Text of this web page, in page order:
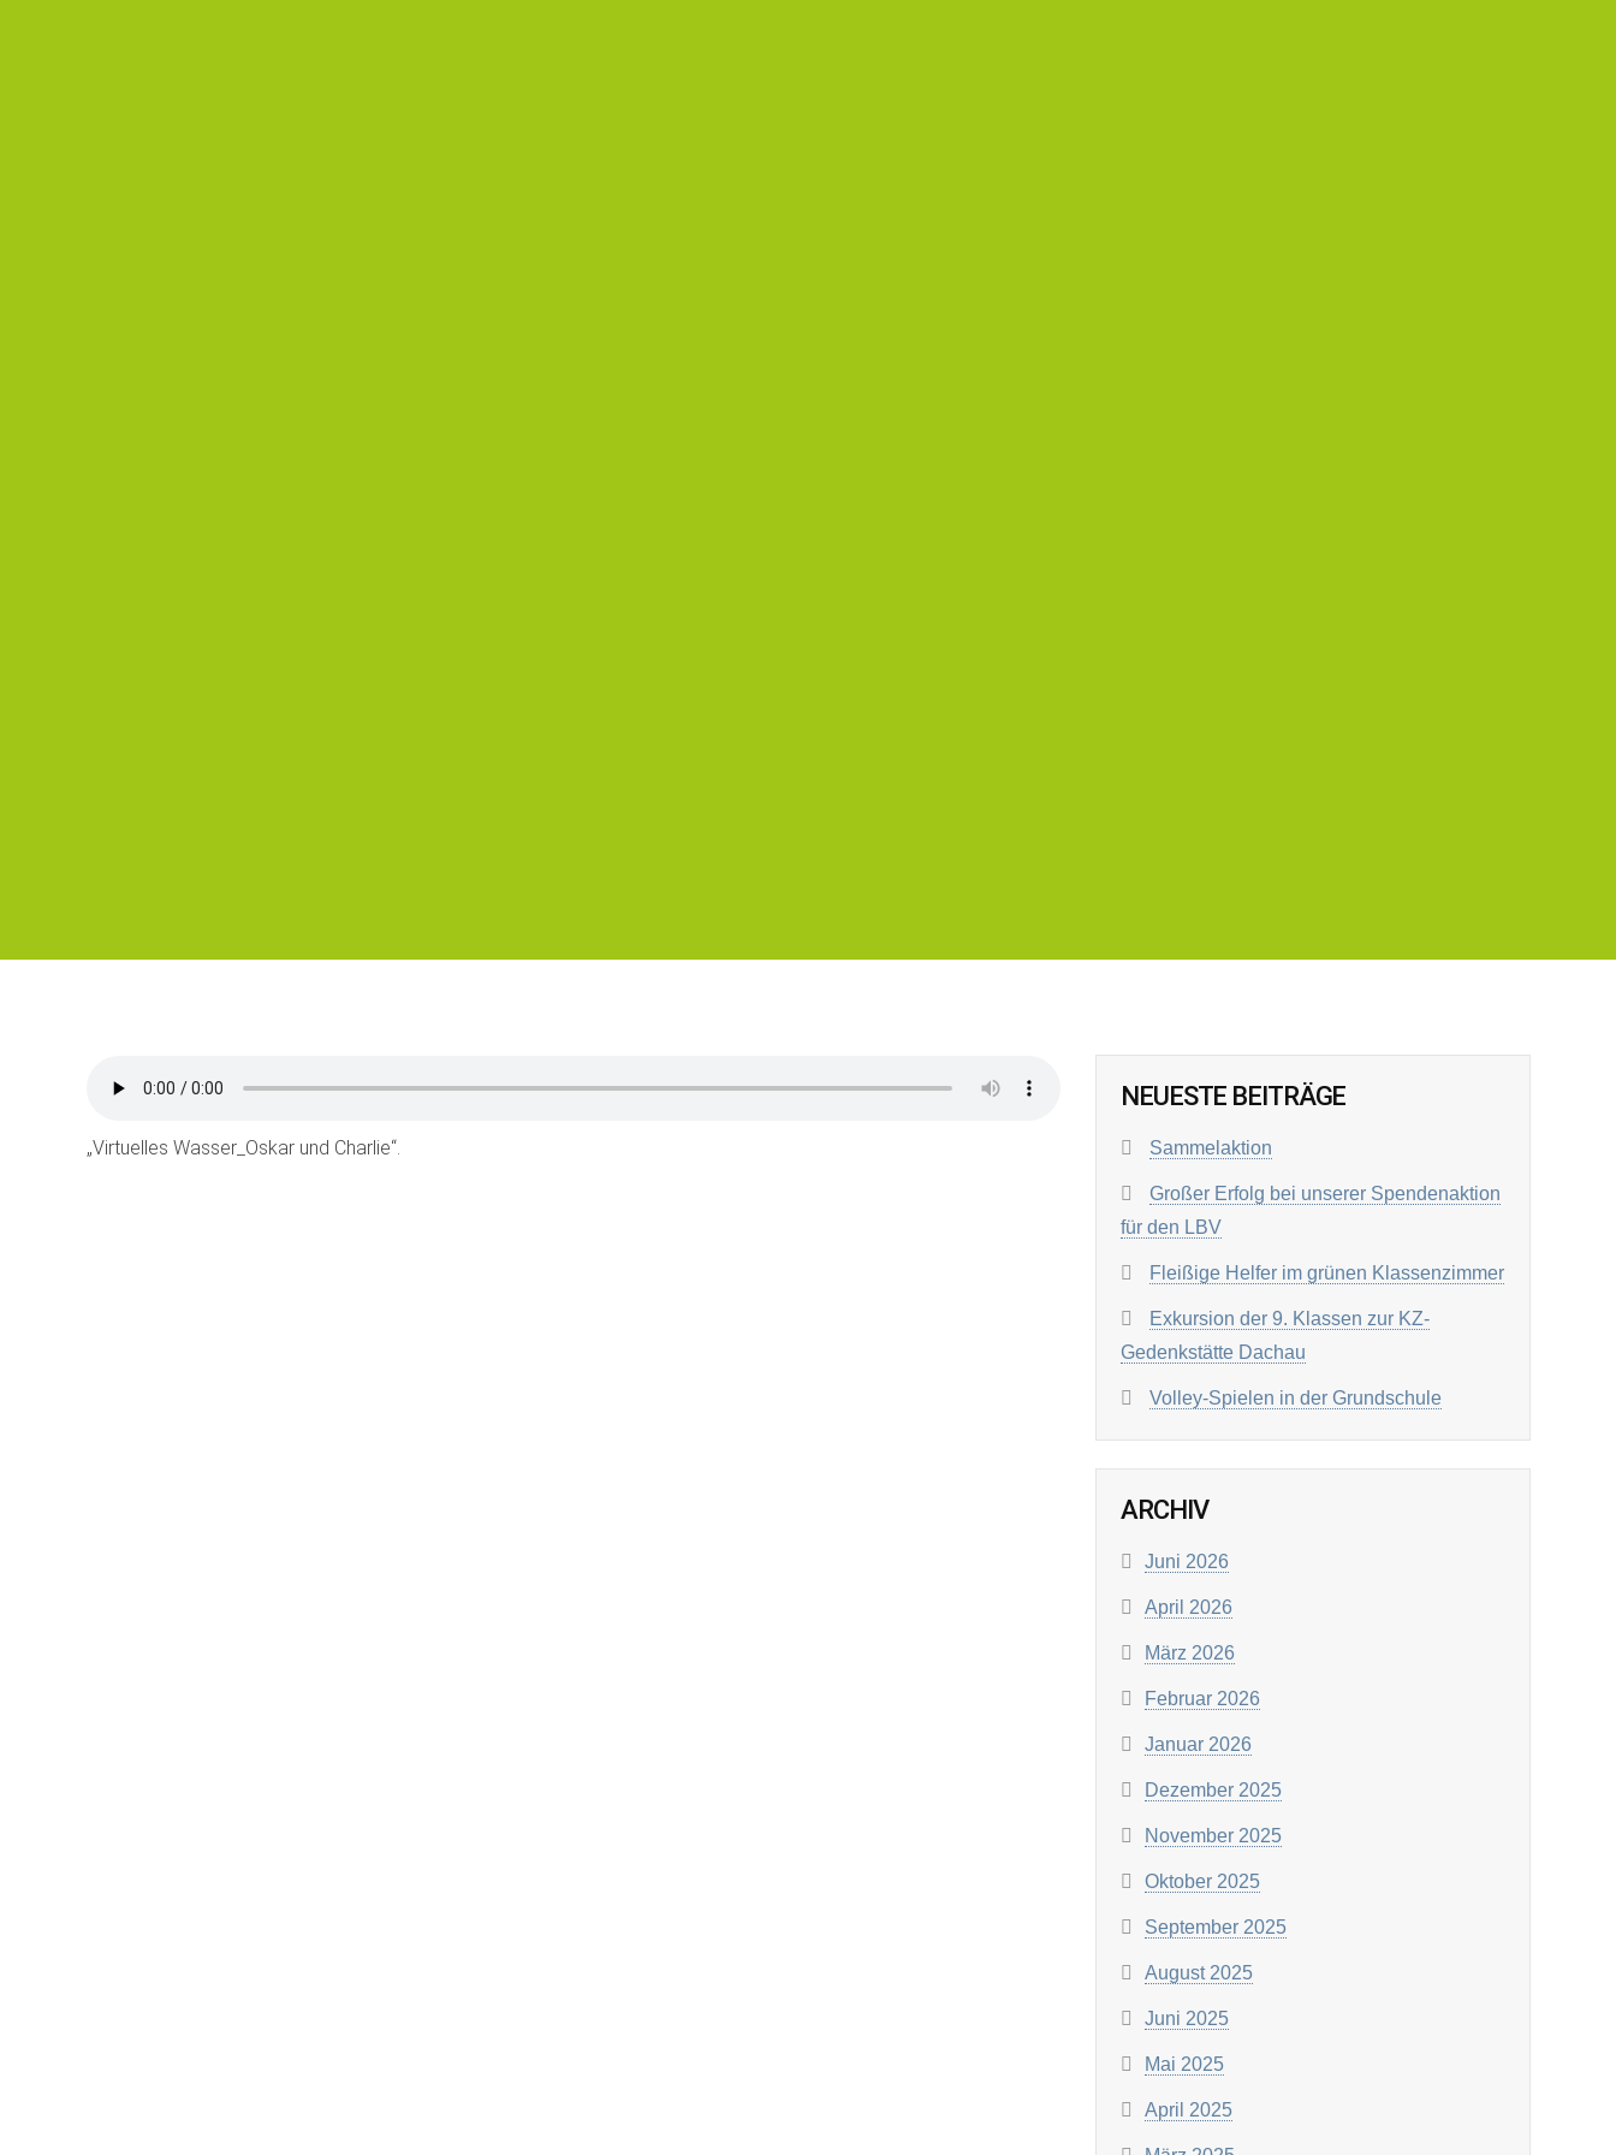
„Virtuelles Wasser_Oskar und Charlie“.
NEUESTE BEITRÄGE
Sammelaktion
Großer Erfolg bei unserer Spendenaktion
für den LBV
Fleißige Helfer im grünen Klassenzimmer
Exkursion der 9. Klassen zur KZ-
Gedenkstätte Dachau
Volley-Spielen in der Grundschule
ARCHIV
Juni 2026
April 2026
März 2026
Februar 2026
Januar 2026
Dezember 2025
November 2025
Oktober 2025
September 2025
August 2025
Juni 2025
Mai 2025
April 2025